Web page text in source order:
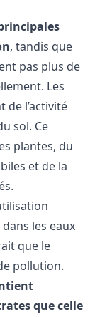
, tandis que
pas plus de
Les
de l’activité
sol. Ce
plantes, du
et de la
les eaux
que le
pollution.
que celle